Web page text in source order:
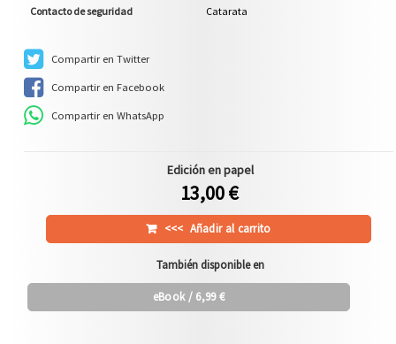
Contacto de seguridad
Catarata
Compartir en Twitter
Compartir en Facebook
Compartir en WhatsApp
Edición en papel
13,00 €
<<< Añadir al carrito
También disponible en
eBook/ 6,99 €